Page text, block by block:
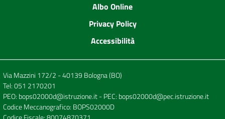
Albo Online
Privacy Policy
Accessibilità
Via Mazzini 172/2 - 40139 Bologna (BO)
Tel:051 2170201
PEO: bops02000d@istruzione.it- PEC: bops02000d@pec.istruzione.it
Codice Meccanografico: BOPS02000D